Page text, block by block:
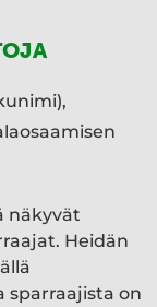
näkyvät
Heidän
sparraajista on